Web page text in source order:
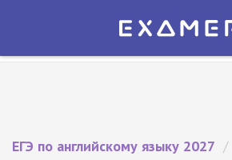
Экзамер — ЕГЭ 2027
ЕГЭ по английскому языку 2027 /